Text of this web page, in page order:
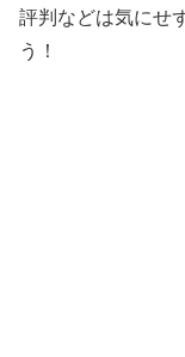
評判などは気にせ
う！